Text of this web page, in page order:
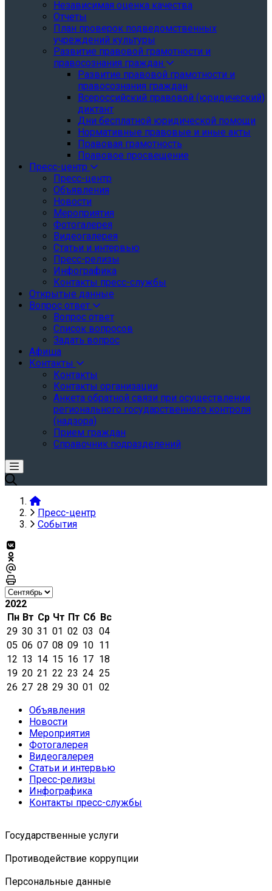
Независимая оценка качества
Отчеты
План проверок подведомственных
учреждений культуры
Развитие правовой грамотности и
правосознания граждан
Развитие правовой грамотности и
правосознания граждан
Всероссийский правовой (юридический)
диктант
Дни бесплатной юридической помощи
Нормативные правовые и иные акты
Правовая грамотность
Правовое просвещение
Пресс-центр
Пресс-центр
Объявления
Новости
Мероприятия
Фотогалерея
Видеогалерея
Статьи и интервью
Пресс-релизы
Инфографика
Контакты пресс-службы
Открытые данные
Вопрос ответ
Вопрос ответ
Список вопросов
Задать вопрос
Афиша
Контакты
Контакты
Контакты организации
Анкета обратной связи при осуществлении
регионального государственного контроля
(надзора)
Прием граждан
Справочник подразделений
Пресс-центр
События
2022
Пн Вт Ср Чт Пт Сб Вс
29 30 31 01 02 03 04
05 06 07 08 09 10 11
12 13 14 15 16 17 18
19 20 21 22 23 24 25
26 27 28 29 30 01 02
Объявления
Новости
Мероприятия
Фотогалерея
Видеогалерея
Статьи и интервью
Пресс-релизы
Инфографика
Контакты пресс-службы
Государственные услуги
Противодействие коррупции
Персональные данные